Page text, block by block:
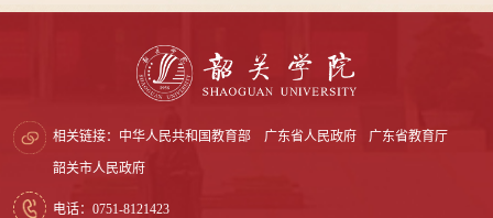
相关链接： 中华人民共和国教育部 广东省人民政府 广东省教育厅
韶关市人民政府
电话：0751-8121423